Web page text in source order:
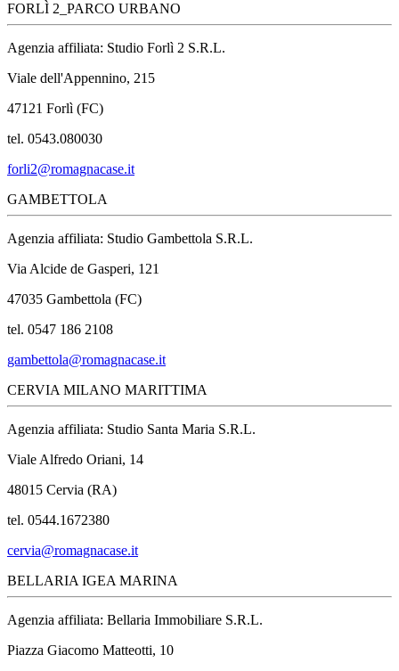
FORLÌ 2_PARCO URBANO
Agenzia affiliata: Studio Forlì 2 S.R.L.
Viale dell'Appennino, 215
47121 Forlì (FC)
tel. 0543.080030
forli2@romagnacase.it
GAMBETTOLA
Agenzia affiliata: Studio Gambettola S.R.L.
Via Alcide de Gasperi, 121
47035 Gambettola (FC)
tel. 0547 186 2108
gambettola@romagnacase.it
CERVIA MILANO MARITTIMA
Agenzia affiliata: Studio Santa Maria S.R.L.
Viale Alfredo Oriani, 14
48015 Cervia (RA)
tel. 0544.1672380
cervia@romagnacase.it
BELLARIA IGEA MARINA
Agenzia affiliata: Bellaria Immobiliare S.R.L.
Piazza Giacomo Matteotti, 10